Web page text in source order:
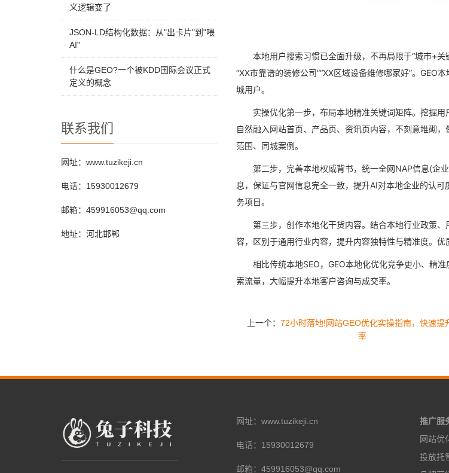
本地用户搜索习惯已全面升级，不再局限于“城市+
“XX市靠谱的装修公司”“XX区域设备维修哪家好”。
城用户。
实操优化第一步，布局本地精准关键词矩阵。挖掘
自然融入网站首页、产品页、资讯页内容，不刻意堆砌
范围、同城案例。
第二步，完善本地权威背书，统一全网NAP信息(企
息，保证与官网信息完全一致，提升AI对本地企业的认
务项目。
第三步，创作本地化干货内容。结合本地行业政策
容，区别于通用行业内容，提升内容独特性与精准度。
相比传统本地SEO，GEO本地化优化竞争更小、精
索流量，大幅提升本地客户咨询与成交率。
上一个：72小时落地!网站GEO优化实操指南，快速提
率
义逻辑变了
JSON-LD结构化数据：从"出卡片"到"喂
AI"
什么是GEO?一个被KDD国际会议正式
定义的概念
联系我们
网址：www.tuzikeji.cn
电话：15930012679
邮箱：459916053@qq.com
地址：河北邯郸
网址：www.tuzikeji.cn
电话：15930012679
邮箱：459916053@qq.com
推广服
网站优
投放托